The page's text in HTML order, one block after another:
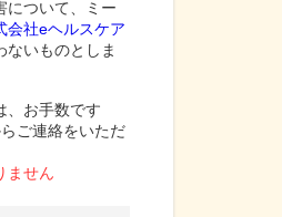
について、ミー
会社eヘルスケア
ないものとしま
、お手数です
ご連絡をいただ
ません